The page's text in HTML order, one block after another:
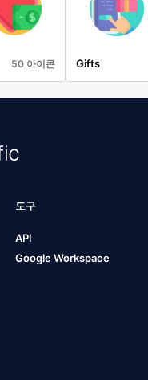
50 아이콘 Gifts
도구
API
Google Workspace